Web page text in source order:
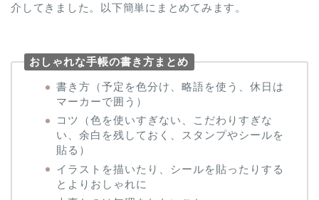
介してきました。以下簡単にまとめてみます。
おしゃれな手帳の書き方まとめ
書き方（予定を色分け、略語を使う、休日は
マーカーで囲う）
コツ（色を使いすぎない、こだわりすぎな
い、余白を残しておく、スタンプやシールを
貼る）
イラストを描いたり、シールを貼ったりする
とよりおしゃれに